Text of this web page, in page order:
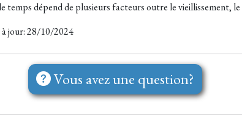
temps dépend de plusieurs facteurs outre le vieillissement,
jour: 28/10/2024
Vous avez une question?